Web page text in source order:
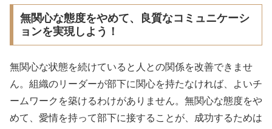
無関心な態度をやめて、良質なコミュニケーシ
ョンを実現しよう！
無関心な状態を続けていると人との関係を改善できませ
ん。組織のリーダーが部下に関心を持たなければ、よいチ
ームワークを築けるわけがありません。無関心な態度をや
めて、愛情を持って部下に接することが、成功するためは